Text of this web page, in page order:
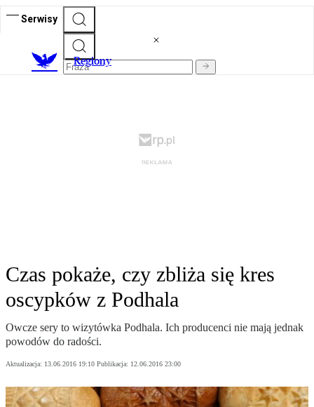
Serwisy
Regiony
Czas pokaże, czy zbliża się kres
oscypków z Podhala
Owcze sery to wizytówka Podhala. Ich producenci nie mają jednak
powodów do radości.
Aktualizacja: 13.06.2016 19:10 Publikacja: 12.06.2016 23:00